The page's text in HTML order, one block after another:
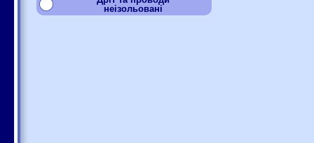
неізольовані